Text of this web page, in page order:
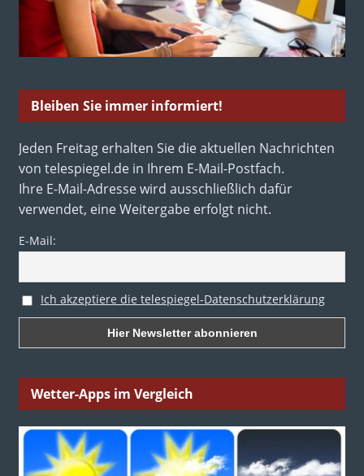
Bleiben Sie immer informiert!
Jeden Freitag erhalten Sie die aktuellen Nachrichten
von telespiegel.de in Ihrem E-Mail-Postfach.
Ihre E-Mail-Adresse wird ausschließlich dafür
verwendet, eine Weitergabe erfolgt nicht.
E-Mail:
Ich akzeptiere die telespiegel-Datenschutzerklärung
Wetter-Apps im Vergleich